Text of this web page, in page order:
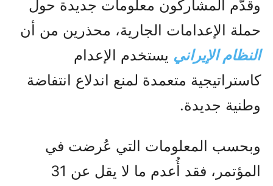
وقدّم المشاركون معلومات جديدة حول
حملة الإعدامات الجارية، محذرين من أن
النظام الإيراني يستخدم الإعدام
كاستراتيجية متعمدة لمنع اندلاع انتفاضة
وطنية جديدة.
وبحسب المعلومات التي عُرضت في
المؤتمر، فقد أُعدم ما لا يقل عن 31